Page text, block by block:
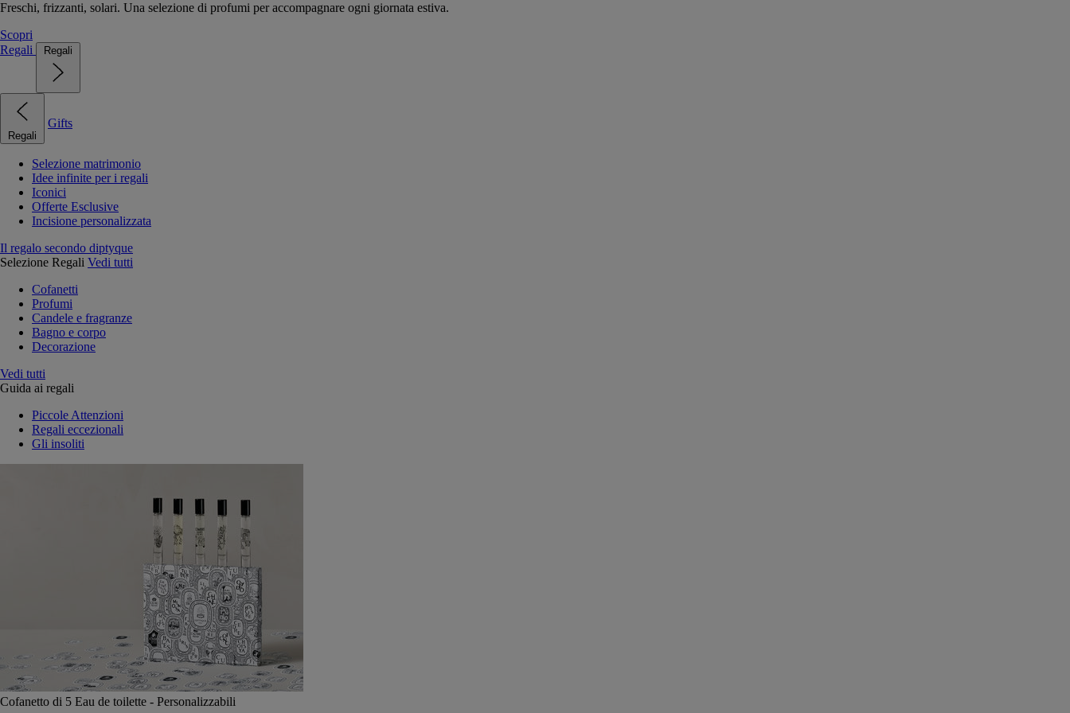
Freschi, frizzanti, solari. Una selezione di profumi per accompagnare ogni giornata estiva.
Scopri
Regali
Regali
Regali
Gifts
Selezione matrimonio
Idee infinite per i regali
Iconici
Offerte Esclusive
Incisione personalizzata
Il regalo secondo diptyque
Selezione Regali Vedi tutti
Cofanetti
Profumi
Candele e fragranze
Bagno e corpo
Decorazione
Vedi tutti
Guida ai regali
Piccole Attenzioni
Regali eccezionali
Gli insoliti
Cofanetto di 5 Eau de toilette - Personalizzabili